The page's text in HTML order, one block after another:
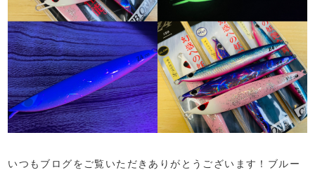
いつもブログをご覧いただきありがとうございます！ブルー